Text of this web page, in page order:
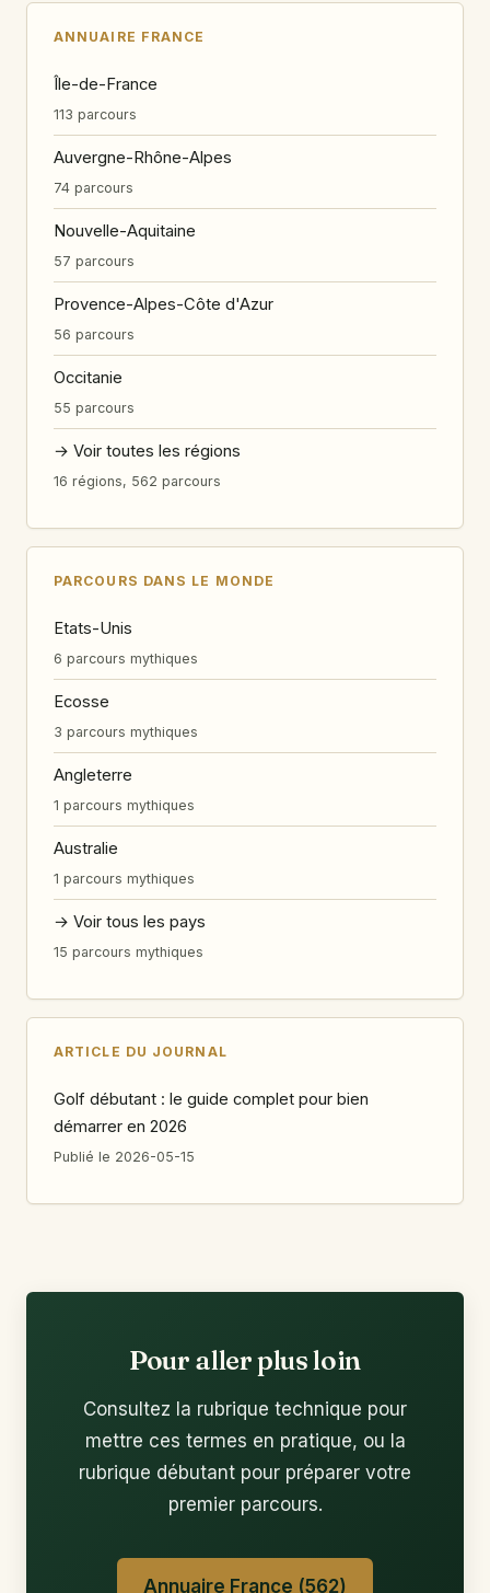
ANNUAIRE FRANCE
Île-de-France
113 parcours
Auvergne-Rhône-Alpes
74 parcours
Nouvelle-Aquitaine
57 parcours
Provence-Alpes-Côte d'Azur
56 parcours
Occitanie
55 parcours
→ Voir toutes les régions
16 régions, 562 parcours
PARCOURS DANS LE MONDE
Etats-Unis
6 parcours mythiques
Ecosse
3 parcours mythiques
Angleterre
1 parcours mythiques
Australie
1 parcours mythiques
→ Voir tous les pays
15 parcours mythiques
ARTICLE DU JOURNAL
Golf débutant : le guide complet pour bien
démarrer en 2026
Publié le 2026-05-15
Pour aller plus loin
Consultez la rubrique technique pour
mettre ces termes en pratique, ou la
rubrique débutant pour préparer votre
premier parcours.
Annuaire France (562)